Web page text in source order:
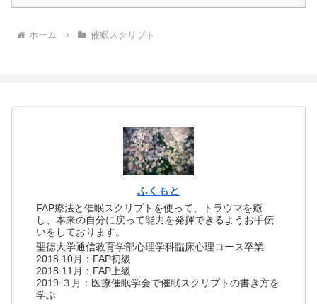
ホーム 催眠スクリプト
ふくもと
FAP療法と催眠スクリプトを使って、トラウマを癒
し、本来の自分に戻って能力を発揮できるようお手伝
いをしております。
聖徳大学通信教育学部心理学科臨床心理コース卒業
2018.10月：FAP初級
2018.11月：FAP上級
2019.３月：医療催眠学会で催眠スクリプトの書き方を
学ぶ